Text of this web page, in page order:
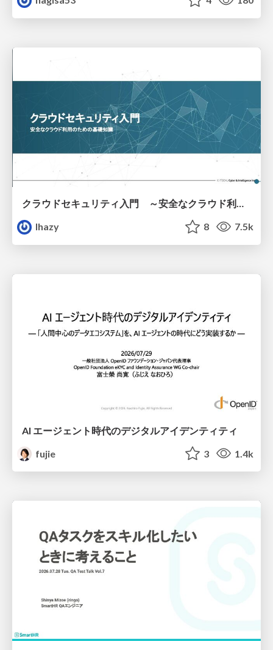
クラウドセキュリティ入門 ～安全なクラウド利用のための基礎知識～
lhazy
8 7.5k
AI エージェント時代のデジタルアイデンティティ
fujie
3 1.4k